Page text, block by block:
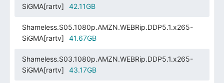
SiGMA[rartv]
42.11GB
Shameless.S05.1080p.AMZN.WEBRip.DDP5.1.x265-
SiGMA[rartv]
41.67GB
Shameless.S03.1080p.AMZN.WEBRip.DDP5.1.x265-
SiGMA[rartv]
43.17GB